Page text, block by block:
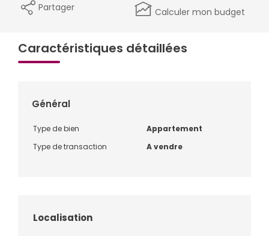
Partager
Calculer mon budget
Caractéristiques détaillées
Général
Type de bien
Appartement
Type de transaction
A vendre
Localisation